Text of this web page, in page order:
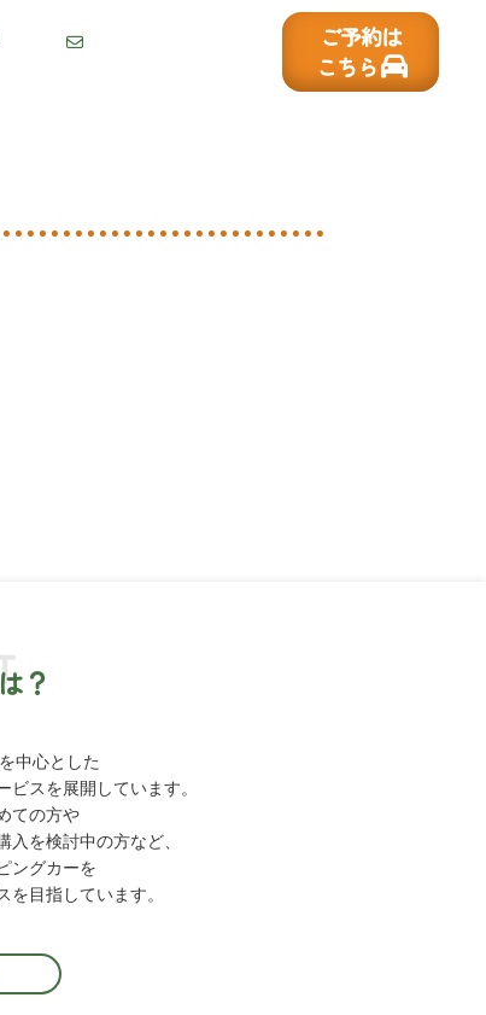
ご予約は
こちら
？
中心とした
ビスを展開しています。
ての方や
入を検討中の方など、
ングカーを
目指しています。